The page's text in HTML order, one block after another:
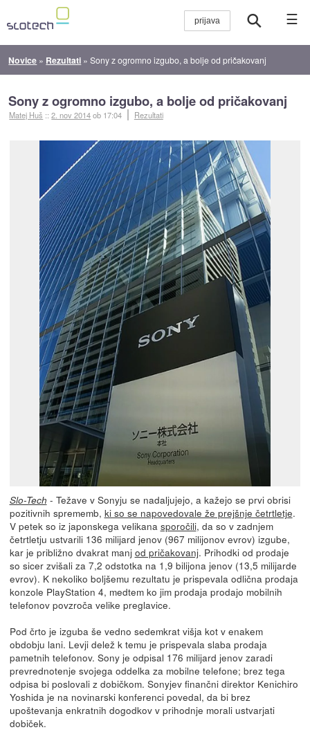
☰
Novice » Rezultati »Sony z ogromno izgubo, a bolje od pričakovanj
Sony z ogromno izgubo, a bolje od pričakovanj
Matej Huš ::2. nov 2014ob 17:04 Rezultati
Slo-Tech - Težave v Sonyju se nadaljujejo, a kažejo se prvi obrisi
pozitivnih sprememb, ki so se napovedovale že prejšnje četrtletje.
V petek so iz japonskega velikana sporočili, da so v zadnjem
četrtletju ustvarili 136 milijard jenov (967 milijonov evrov) izgube,
kar je približno dvakrat manj od pričakovanj. Prihodki od prodaje
so sicer zvišali za 7,2 odstotka na 1,9 bilijona jenov (13,5 milijarde
evrov). K nekoliko boljšemu rezultatu je prispevala odlična prodaja
konzole PlayStation 4, medtem ko jim prodaja prodajo mobilnih
telefonov povzroča velike preglavice.
Pod črto je izguba še vedno sedemkrat višja kot v enakem
obdobju lani. Levji delež k temu je prispevala slaba prodaja
pametnih telefonov. Sony je odpisal 176 milijard jenov zaradi
prevrednotenje svojega oddelka za mobilne telefone; brez tega
odpisa bi poslovali z dobičkom. Sonyjev finančni direktor Kenichiro
Yoshida je na novinarski konferenci povedal, da bi brez
upoštevanja enkratnih dogodkov v prihodnje morali ustvarjati
dobiček.